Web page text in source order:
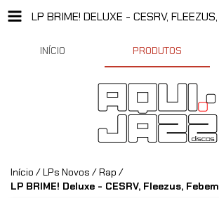
INÍCIO PRODUTOS
Início /LPs Novos /Rap /
LP BRIME! Deluxe - CESRV, Fleezus, Febem